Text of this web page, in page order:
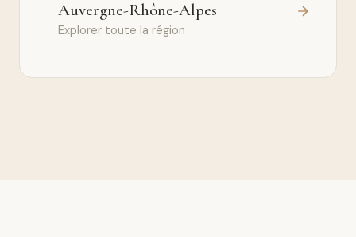
Auvergne-Rhône-Alpes
Explorer toute la région